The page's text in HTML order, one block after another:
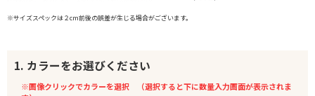
※サイズスペックは２cm前後の誤差が生じる場合がございます。
1. カラーをお選びください
※画像クリックでカラーを選択 （選択すると下に数量入力画面が表示されま